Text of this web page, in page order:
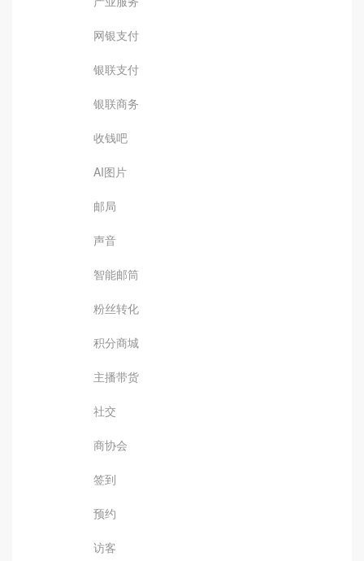
网银支付
银联支付
银联商务
收钱吧
AI图片
邮局
声音
智能邮筒
粉丝转化
积分商城
主播带货
社交
商协会
签到
预约
访客